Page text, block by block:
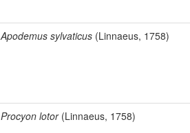
Apodemus sylvaticus (Linnaeus, 1758)
Procyon lotor(Linnaeus, 1758)